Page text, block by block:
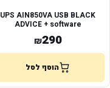
UPS AIN850VA USB BLACK
ADVICE + software
₪290
הוסף לסל